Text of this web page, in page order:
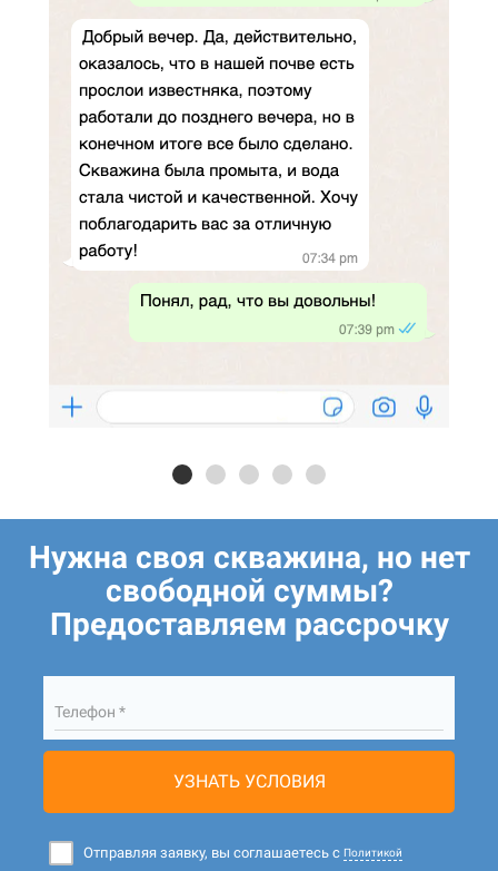
Нужна своя скважина, но нет
свободной суммы?
Предоставляем рассрочку
Телефон *
УЗНАТЬ УСЛОВИЯ
Отправляя заявку, вы соглашаетесь с Политикой